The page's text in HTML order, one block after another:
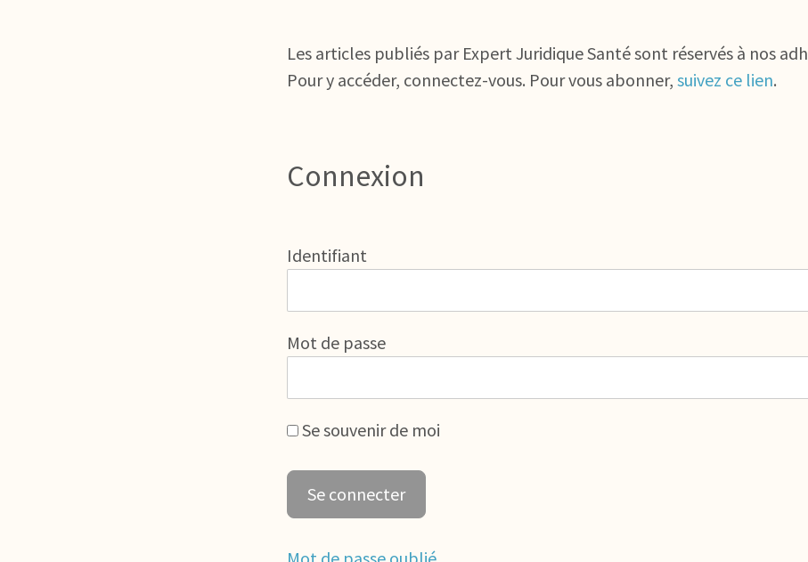
Les articles publiés par Expert Juridique Santé sont réservés à nos
Pour y accéder, connectez-vous. Pour vous abonner, suivez ce lien.
Connexion
Identifiant
Mot de passe
Se souvenir de moi